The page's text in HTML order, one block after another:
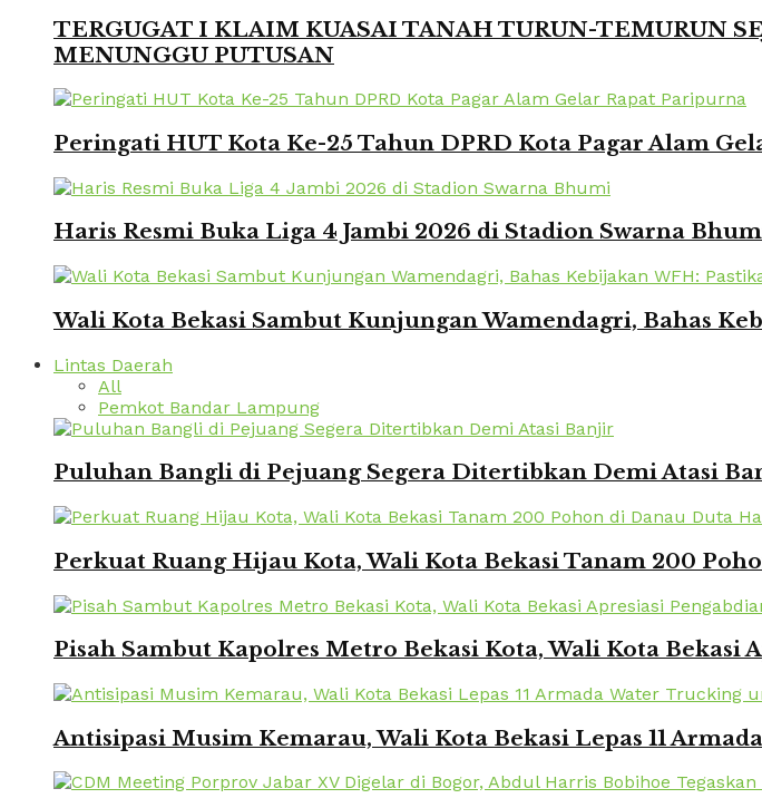
TERGUGAT I KLAIM KUASAI TANAH TURUN-TEMURUN
MENUNGGU PUTUSAN
Peringati HUT Kota Ke-25 Tahun DPRD Kota Pagar Alam
Haris Resmi Buka Liga 4 Jambi 2026 di Stadion Swarna
Wali Kota Bekasi Sambut Kunjungan Wamendagri, Bahas
Lintas Daerah
All
Pemkot Bandar Lampung
Puluhan Bangli di Pejuang Segera Ditertibkan Demi Atasi
Perkuat Ruang Hijau Kota, Wali Kota Bekasi Tanam 200
Pisah Sambut Kapolres Metro Bekasi Kota, Wali Kota
Antisipasi Musim Kemarau, Wali Kota Bekasi Lepas 11